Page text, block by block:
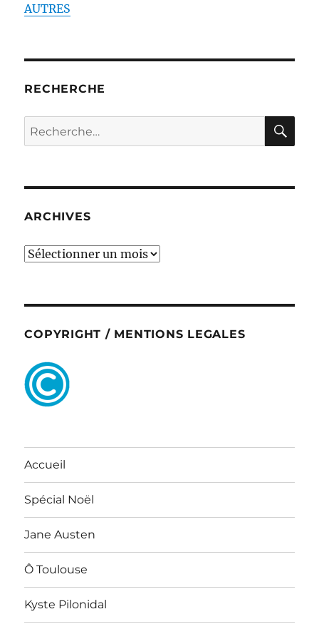
AUTRES
RECHERCHE
Recherche
pour :
ARCHIVES
ARCHIVES
COPYRIGHT / MENTIONS LEGALES
Accueil
Spécial Noël
Jane Austen
Ô Toulouse
Kyste Pilonidal